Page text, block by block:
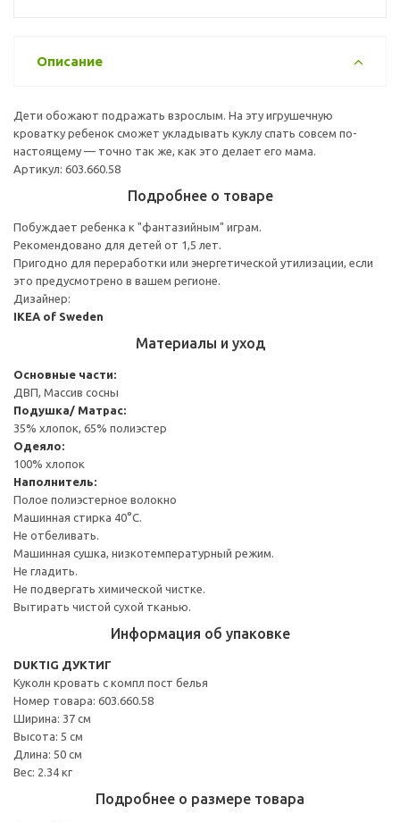
Описание
Дети обожают подражать взрослым. На эту игрушечную
кроватку ребенок сможет укладывать куклу спать совсем по-
настоящему — точно так же, как это делает его мама.
Артикул: 603.660.58
Подробнее о товаре
Побуждает ребенка к "фантазийным" играм.
Рекомендовано для детей от 1,5 лет.
Пригодно для переработки или энергетической утилизации, если
это предусмотрено в вашем регионе.
Дизайнер:
IKEA of Sweden
Материалы и уход
Основные части:
ДВП, Массив сосны
Подушка/ Матрас:
35% хлопок, 65% полиэстер
Одеяло:
100% хлопок
Наполнитель:
Полое полиэстерное волокно
Машинная стирка 40°С.
Не отбеливать.
Машинная сушка, низкотемпературный режим.
Не гладить.
Не подвергать химической чистке.
Вытирать чистой сухой тканью.
Информация об упаковке
DUKTIG ДУКТИГ
Куколн кровать с компл пост белья
Номер товара: 603.660.58
Ширина: 37 см
Высота: 5 см
Длина: 50 см
Вес: 2.34 кг
Подробнее о размере товара